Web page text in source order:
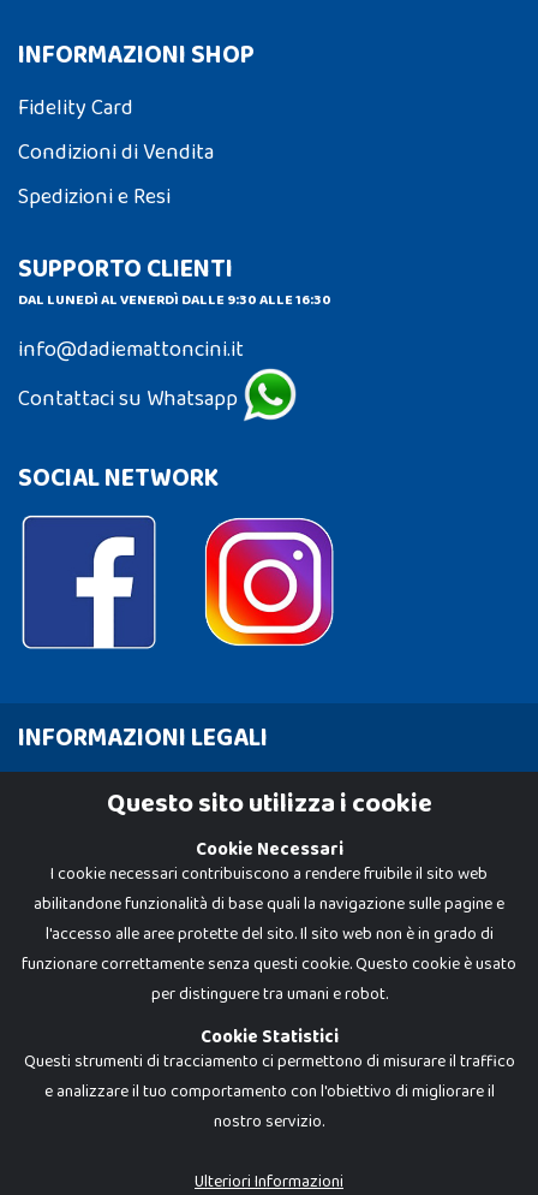
INFORMAZIONI SHOP
Fidelity Card
Condizioni di Vendita
Spedizioni e Resi
SUPPORTO CLIENTI
DAL LUNEDÌ AL VENERDÌ DALLE 9:30 ALLE 16:30
info@dadiemattoncini.it
Contattaci su Whatsapp
SOCIAL NETWORK
INFORMAZIONI LEGALI
Cookie Policy
Dadi e Mattoncini è un brand di Giocabene Srl. Ogni riproduzione o utilizzo non
I prezzi e le promozioni pubblicate potrebbero differire da quanto esposto in
Questo sito utilizza i cookie
Cookie Necessari
I cookie necessari contribuiscono a rendere fruibile il sito web
abilitandone funzionalità di base quali la navigazione sulle pagine e
l'accesso alle aree protette del sito. Il sito web non è in grado di
funzionare correttamente senza questi cookie. Questo cookie è usato
per distinguere tra umani e robot.
Cookie Statistici
Questi strumenti di tracciamento ci permettono di misurare il traffico
e analizzare il tuo comportamento con l'obiettivo di migliorare il
nostro servizio.
Ulteriori Informazioni